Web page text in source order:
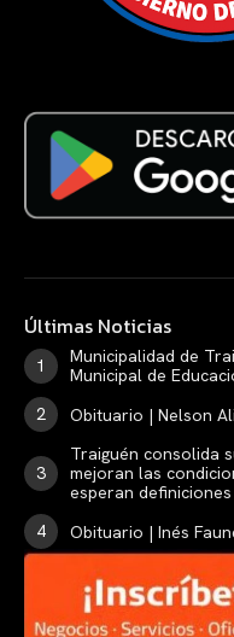
Últimas Noticias
Municipalidad de
Municipal de
Obituario | Nelson
Traiguén consolida
mejoran las
esperan
Obituario | Inés